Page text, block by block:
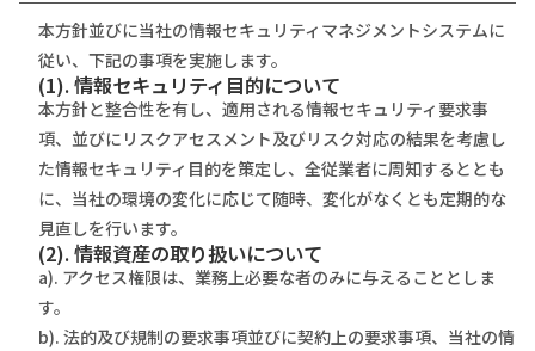
本⽅針並びに当社の情報セキュリティマネジメントシステムに
従い、下記の事項を実施します。
(1). 情報セキュリティ⽬的について
本⽅針と整合性を有し、適⽤される情報セキュリティ要求事
項、並びにリスクアセスメント及びリスク対応の結果を考慮し
た情報セキュリティ⽬的を策定し、全従業者に周知するととも
に、当社の環境の変化に応じて随時、変化がなくとも定期的な
⾒直しを⾏います。
(2). 情報資産の取り扱いについて
a). アクセス権限は、業務上必要な者のみに与えることとしま
す。
b). 法的及び規制の要求事項並びに契約上の要求事項、当社の情